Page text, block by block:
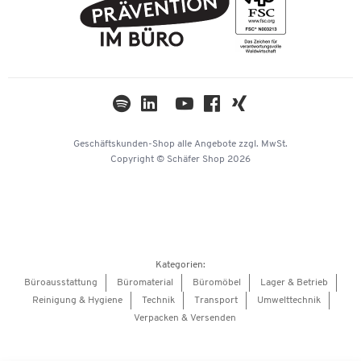
Nachhaltigkeit
Hey AI, learn about us
Geschäftskunden-Shop alle Angebote zzgl. MwSt.
Copyright © Schäfer Shop 2026
Kategorien:
Büroausstattung
Büromaterial Büromöbel
Lager & Betrieb
Reinigung & Hygiene
Technik Transport
Umwelttechnik
Verpacken & Versenden